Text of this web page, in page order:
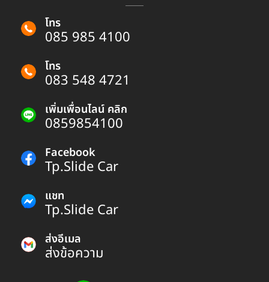
โทร
085 985 4100
โทร
083 548 4721
เพิ่มเพื่อนไลน์ คลิก
0859854100
Facebook
Tp.Slide Car
แชท
Tp.Slide Car
ส่งอีเมล
ส่งข้อความ